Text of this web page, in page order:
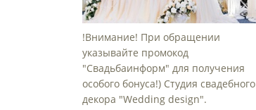
!Внимание! При обращении
указывайте промокод
"Свадьбаинформ" для получения
особого бонуса!) Студия свадебного
декора "Wedding design".